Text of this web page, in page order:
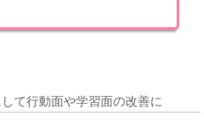
て行動面や学習面の改善に